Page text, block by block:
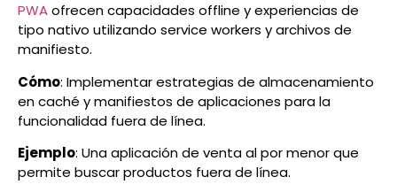
PWAofrecen capacidades offline y experiencias de
tipo nativo utilizando service workers y archivos de
manifiesto.
Cómo: Implementar estrategias de almacenamiento
en caché y manifiestos de aplicaciones para la
funcionalidad fuera de línea.
Ejemplo: Una aplicación de venta al por menor que
permite buscar productos fuera de línea.